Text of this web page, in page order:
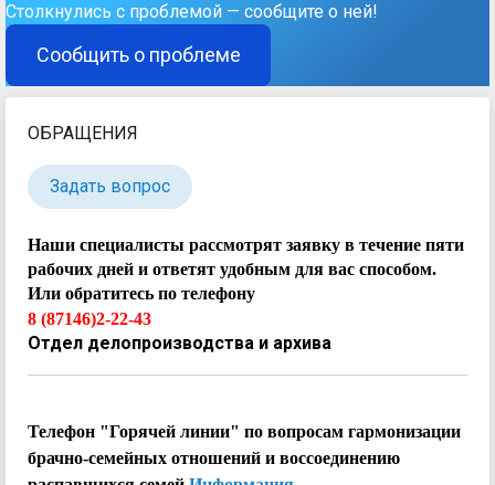
Столкнулись с проблемой — сообщите о ней!
Сообщить о проблеме
ОБРАЩЕНИЯ
Задать вопрос
Наши специалисты рассмотрят заявку в течение пяти
рабочих дней и ответят удобным для вас способом.
Или обратитесь по телефону
8 (87146)2-22-43
Отдел делопроизводства и архива
Телефон "Горячей линии" по вопросам гармонизации
брачно-семейных отношений и воссоединению